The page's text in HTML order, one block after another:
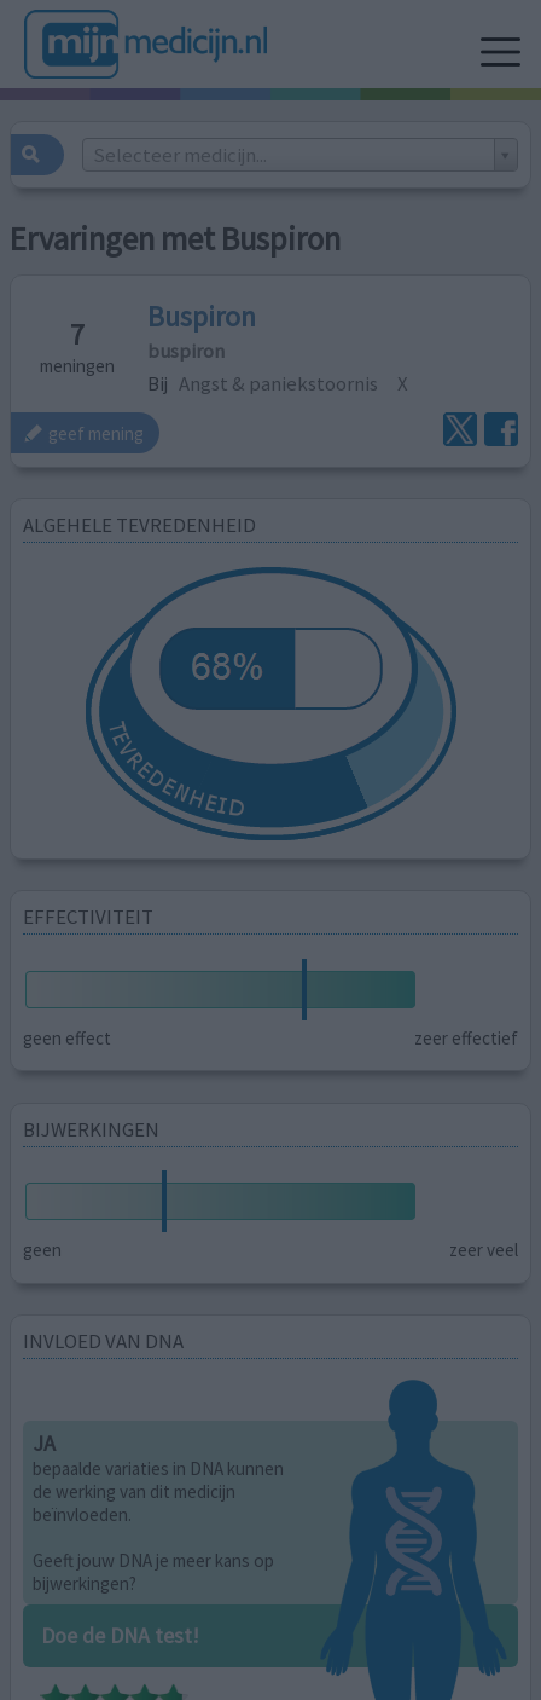
Selecteer medicijn...
Ervaringen met Buspiron
7
meningen
Buspiron
buspiron
Bij Angst & paniekstoornis X
geef mening
ALGEHELE TEVREDENHEID
EFFECTIVITEIT
geen effect zeer effectief
BIJWERKINGEN
geen zeer veel
INVLOED VAN DNA
JA
bepaalde variaties in DNA kunnen
de werking van dit medicijn
beïnvloeden.
Geeft jouw DNA je meer kans op
bijwerkingen?
Doe de DNA test!